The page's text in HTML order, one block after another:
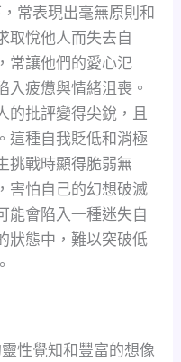
常表現出毫無原則和
取悅他人而失去自
常讓他們的愛心氾
入疲憊與情緒沮喪。
的批評變得尖銳，且
這種自我貶低和消極
挑戰時顯得脆弱無
害怕自己的幻想破滅
能會陷入一種迷失自
狀態中，難以突破低
性覺知和豐富的想像